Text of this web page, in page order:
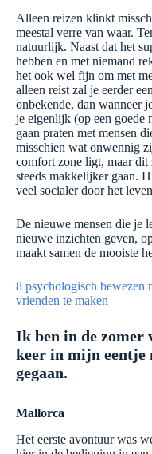
Alleen reizen klinkt
meestal verre van waar.
natuurlijk. Naast dat het
hebben en met niemand
het ook wel fijn om met
alleen reist zal je eerder
onbekende, dan wanneer
je eigenlijk (op een goede
gaan praten met mensen
misschien wat onwennig
comfort zone ligt, maar dit
steeds makkelijker gaan.
veel socialer door het
De nieuwe mensen die je
nieuwe inzichten geven,
maakt samen de mooiste
8 psychologisch bewezen
vrienden te maken
Ik ben in de zomer
keer in mijn eentje
gegaan.
Mallorca
Het eerste avontuur was